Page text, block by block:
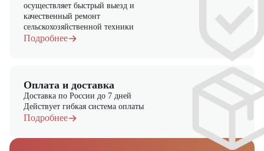
осуществляет быстрый выезд и
качественный ремонт
сельскохозяйственной техники
Подробнее
Оплата и доставка
Доставка по России до 7 дней
Действует гибкая система оплаты
Подробнее